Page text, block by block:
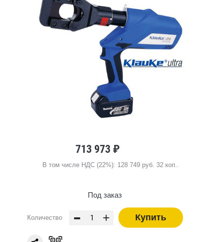
713 973 ₽
В том числе НДС (22%): 128 749 руб. 32 коп..
Под заказ
Количество - + Купить